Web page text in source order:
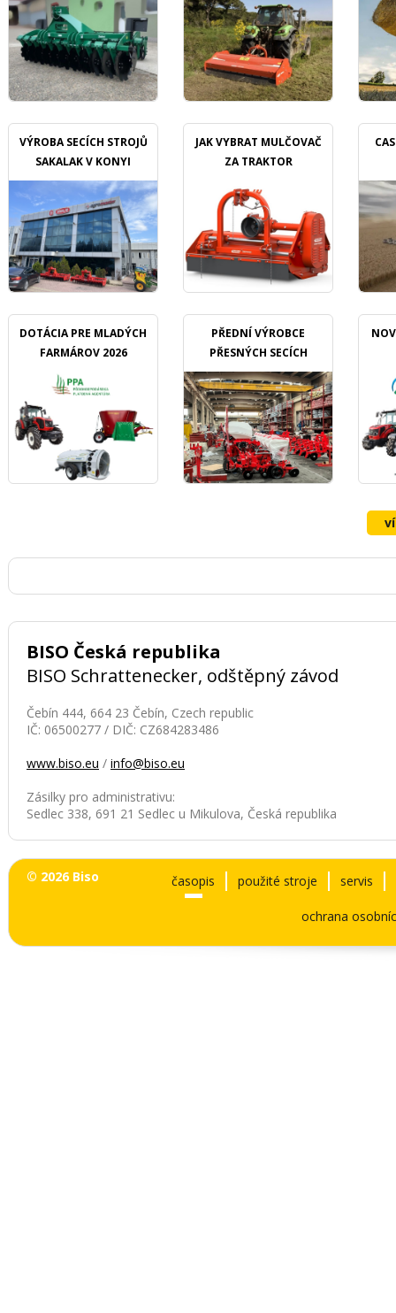
VÝROBA SECÍCH STROJŮ
SAKALAK V KONYI
JAK VYBRAT MULČOVAČ
ZA TRAKTOR
DOTÁCIA PRE MLADÝCH
FARMÁROV 2026
PŘEDNÍ VÝROBCE
PŘESNÝCH SECÍCH
STROJŮ OZDOKEN
BISO Česká republika
BISO Schrattenecker, odštěpný závod
Čebín 444, 664 23 Čebín, Czech republic
IČ: 06500277 / DIČ: CZ684283486
www.biso.eu / info@biso.eu
Zásilky pro administrativu:
Sedlec 338, 691 21 Sedlec u Mikulova, Česká republika
© 2026 Biso časopis použité stroje servis
ochrana